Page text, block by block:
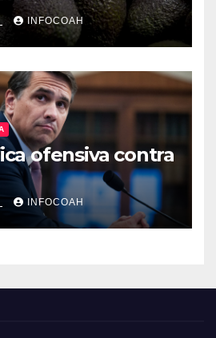
de aguacate
INFOCOAH
ofensiva contra
INFOCOAH